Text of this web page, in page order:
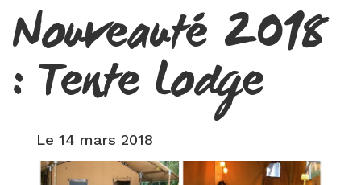
Nouveauté 2018
: Tente Lodge
Le 14 mars 2018